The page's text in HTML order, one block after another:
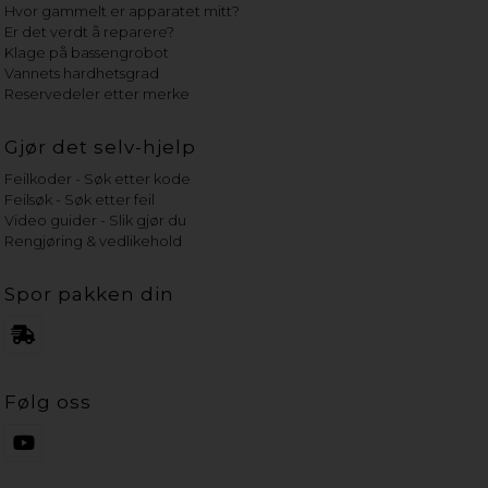
Hvor gammelt er apparatet mitt?
Er det verdt å reparere?
Klage på bassengrobot
Vannets hardhetsgrad
Reservedeler etter merke
Gjør det selv-hjelp
Feilkoder - Søk etter kode
Feilsøk - Søk etter feil
Video guider - Slik gjør du
Rengjøring & vedlikehold
Spor pakken din
Følg oss